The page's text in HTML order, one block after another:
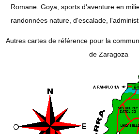
Romane. Goya, sports d'aventure en
randonnées nature, d'escalade,
Autres cartes de référence pour la
de Zaragoza